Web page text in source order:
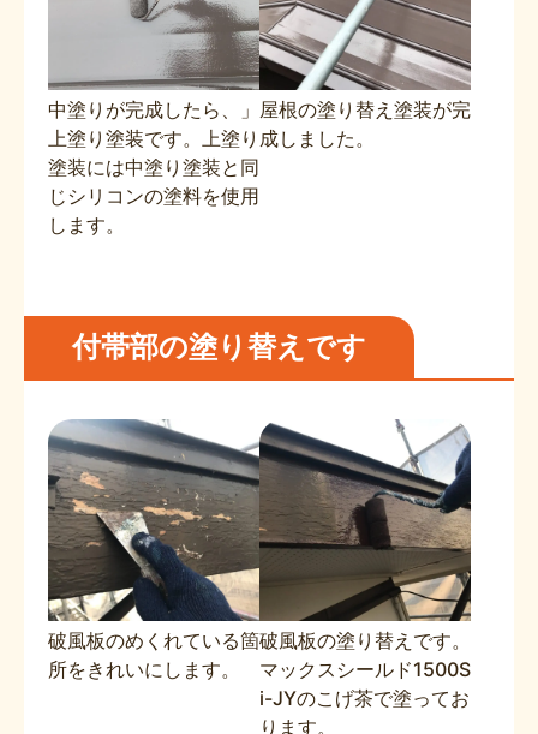
中塗りが完成したら、」
上塗り塗装です。上塗り
塗装には中塗り塗装と同
じシリコンの塗料を使用
します。
屋根の塗り替え塗装が完
成しました。
付帯部の塗り替えです
破風板のめくれている箇
所をきれいにします。
破風板の塗り替えです。
マックスシールド1500S
i-JYのこげ茶で塗ってお
ります。